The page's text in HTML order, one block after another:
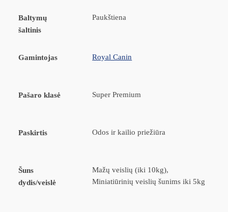
Baltymų
šaltinis
Paukštiena
Gamintojas Royal Canin
Pašaro klasė Super Premium
Paskirtis Odos ir kailio priežiūra
Šuns
dydis/veislė
Mažų veislių (iki 10kg),
Miniatiūrinių veislių šunims iki 5kg